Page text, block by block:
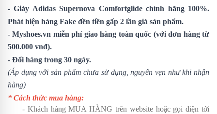
-Giày Adidas Supernova Comfortglidechính hãng 100%.
Phát hiện hàng Fake đền tiền gấp 2 lần giá sản phẩm.
- Myshoes.vn miễn phí giao hàng toàn quốc (với đơn hàng từ
500.000 vnđ).
- Đổi hàng trong 30 ngày.
(Áp dụng với sản phẩm chưa sử dụng, nguyên vẹn như khi nhận
hàng)
* Cách thức mua hàng:
- Khách hàng MUA HÀNG trên website hoặc gọi điện tới